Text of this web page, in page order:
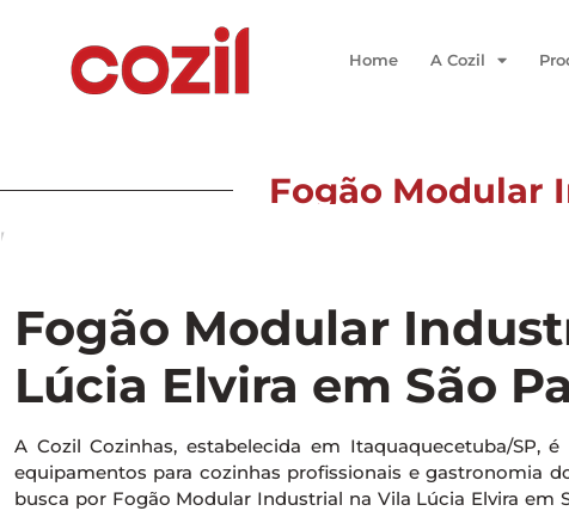
Home A Cozil
Fogão Modular
Início
Fogão Modular
Lúcia Elvira em São
A Cozil Cozinhas, estabelecida em Itaquaquecetuba/SP,
equipamentos para cozinhas profissionais e gastronomia
busca por Fogão Modular Industrial na Vila Lúcia Elvira em